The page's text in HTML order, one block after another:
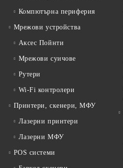
Компютърна периферия
Мрежови устройства
Аксес Пойнти
Мрежови суичове
Рутери
Wi-Fi контролери
Принтери, скенери, МФУ
Лазерни принтери
Лазерни МФУ
POS системи